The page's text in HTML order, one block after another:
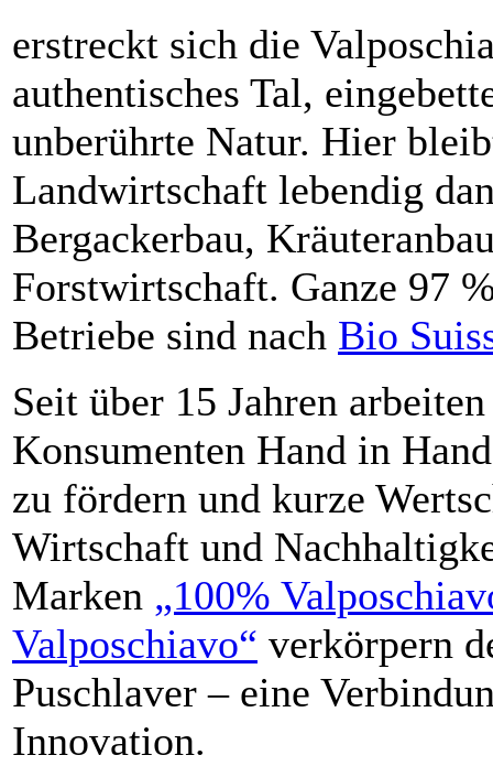
erstreckt sich die
authentisches Tal,
unberührte Natur. Hier
Landwirtschaft lebendig
Bergackerbau,
Forstwirtschaft. Ganze 97
Betriebe sind nach Bio
Seit über 15 Jahren
Konsumenten Hand in
zu fördern und kurze
Wirtschaft und
Marken „100%
Valposchiavo“ verkörpern
Puschlaver – eine
Innovation.